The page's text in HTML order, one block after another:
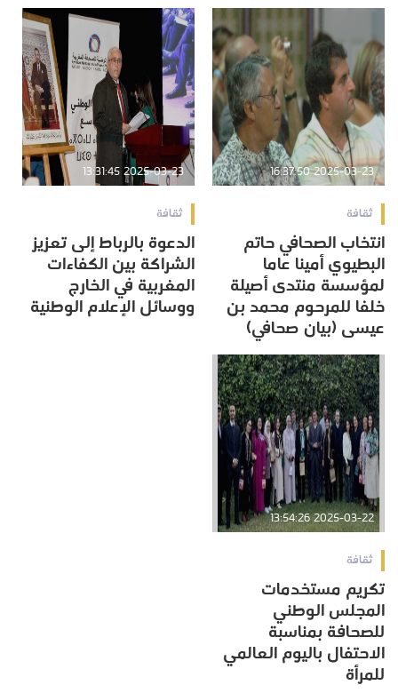
2025-03-23 16:37:50
ثقافة
انتخاب الصحافي حاتم
البطيوي أمينا عاما
لمؤسسة منتدى أصيلة
خلفا للمرحوم محمد بن
عيسى (بيان صحافي)
2025-03-23 13:31:45
ثقافة
الدعوة بالرباط إلى تعزيز
الشراكة بين الكفاءات
المغربية في الخارج
ووسائل الإعلام الوطنية
2025-03-22 13:54:26
ثقافة
تكريم مستخدمات
المجلس الوطني
للصحافة بمناسبة
الاحتفال باليوم العالمي
للمرأة